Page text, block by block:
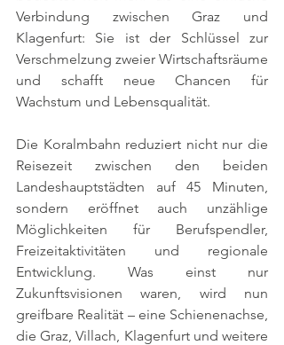
Verbindung zwischen Graz und
Klagenfurt: Sie ist der Schlüssel zur
Verschmelzung zweier Wirtschaftsräume
und schafft neue Chancen für
Wachstum und Lebensqualität.
Die Koralmbahn reduziert nicht nur die
Reisezeit zwischen den beiden
Landeshauptstädten auf 45 Minuten,
sondern eröffnet auch unzählige
Möglichkeiten für Berufspendler,
Freizeitaktivitäten und regionale
Entwicklung. Was einst nur
Zukunftsvisionen waren, wird nun
greifbare Realität – eine Schienenachse,
die Graz, Villach, Klagenfurt und weitere